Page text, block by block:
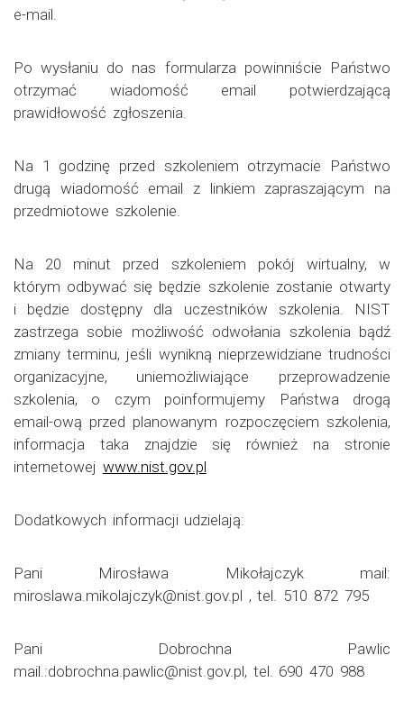
e-mail.
Po wysłaniu do nas formularza powinniście Państwo
otrzymać wiadomość email potwierdzającą
prawidłowość zgłoszenia.
Na 1 godzinę przed szkoleniem otrzymacie Państwo
drugą wiadomość email z linkiem zapraszającym na
przedmiotowe szkolenie.
Na 20 minut przed szkoleniem pokój wirtualny, w
którym odbywać się będzie szkolenie zostanie otwarty
i będzie dostępny dla uczestników szkolenia. NIST
zastrzega sobie możliwość odwołania szkolenia bądź
zmiany terminu, jeśli wynikną nieprzewidziane trudności
organizacyjne, uniemożliwiające przeprowadzenie
szkolenia, o czym poinformujemy Państwa drogą
email-ową przed planowanym rozpoczęciem szkolenia,
informacja taka znajdzie się również na stronie
internetowej www.nist.gov.pl
Dodatkowych informacji udzielają:
Pani Mirosława Mikołajczyk mail:
miroslawa.mikolajczyk@nist.gov.pl , tel. 510 872 795
Pani Dobrochna Pawlic
mail.:dobrochna.pawlic@nist.gov.pl, tel. 690 470 988